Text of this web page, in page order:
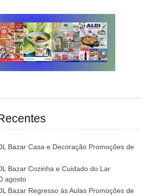
Bazar Casa e Decoração Promoções de
Bazar Cozinha e Cuidado do Lar
agosto
Bazar Regresso às Aulas Promoções de